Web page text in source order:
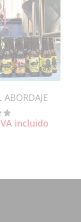
Al Carrito
ABORDAJE
incluido